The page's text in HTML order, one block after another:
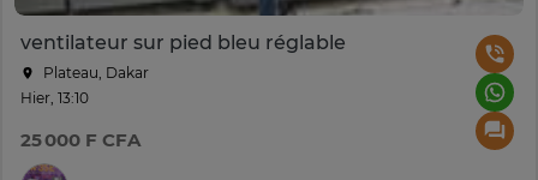
ventilateur sur pied bleu réglable
Plateau, Dakar
Hier, 13:10
25 000 F CFA